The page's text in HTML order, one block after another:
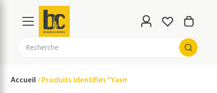
Recherche
Accueil Produits identifiés “Yasmine Chami”